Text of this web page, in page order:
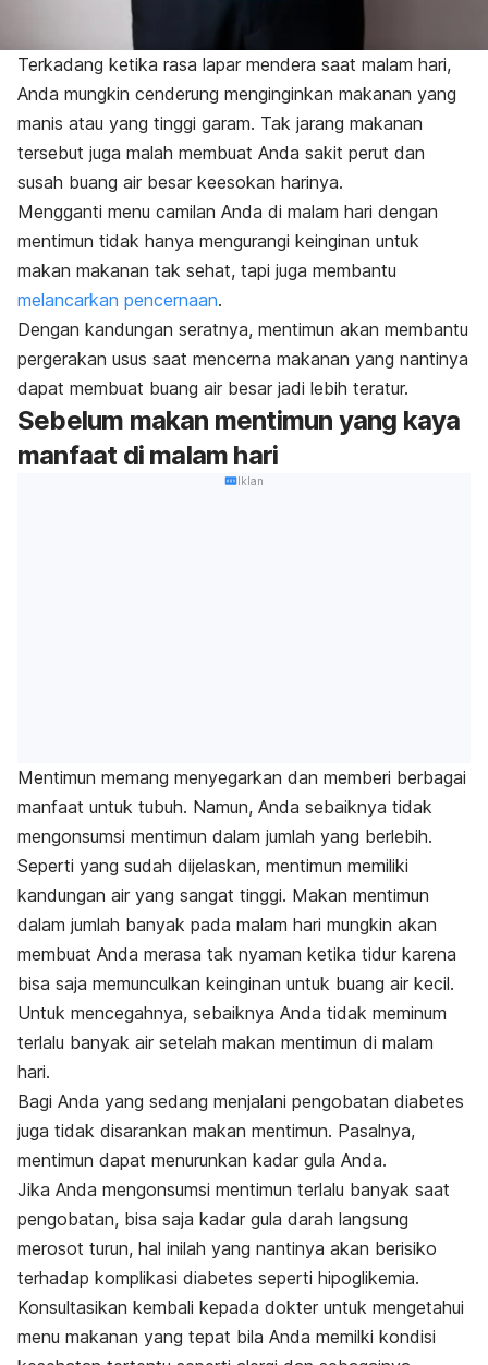
Terkadang ketika rasa lapar mendera saat malam hari,
Anda mungkin cenderung menginginkan makanan yang
manis atau yang tinggi garam. Tak jarang makanan
tersebut juga malah membuat Anda sakit perut dan
susah buang air besar keesokan harinya.
Mengganti menu camilan Anda di malam hari dengan
mentimun tidak hanya mengurangi keinginan untuk
makan makanan tak sehat, tapi juga membantu
melancarkan pencernaan.
Dengan kandungan seratnya, mentimun akan membantu
pergerakan usus saat mencerna makanan yang nantinya
dapat membuat buang air besar jadi lebih teratur.
Sebelum makan mentimun yang kaya
manfaat di malam hari
Iklan
Mentimun memang menyegarkan dan memberi berbagai
manfaat untuk tubuh. Namun, Anda sebaiknya tidak
mengonsumsi mentimun dalam jumlah yang berlebih.
Seperti yang sudah dijelaskan, mentimun memiliki
kandungan air yang sangat tinggi. Makan mentimun
dalam jumlah banyak pada malam hari mungkin akan
membuat Anda merasa tak nyaman ketika tidur karena
bisa saja memunculkan keinginan untuk buang air kecil.
Untuk mencegahnya, sebaiknya Anda tidak meminum
terlalu banyak air setelah makan mentimun di malam
hari.
Bagi Anda yang sedang menjalani pengobatan diabetes
juga tidak disarankan makan mentimun. Pasalnya,
mentimun dapat menurunkan kadar gula Anda.
Jika Anda mengonsumsi mentimun terlalu banyak saat
pengobatan, bisa saja kadar gula darah langsung
merosot turun, hal inilah yang nantinya akan berisiko
terhadap komplikasi diabetes seperti hipoglikemia.
Konsultasikan kembali kepada dokter untuk mengetahui
menu makanan yang tepat bila Anda memilki kondisi